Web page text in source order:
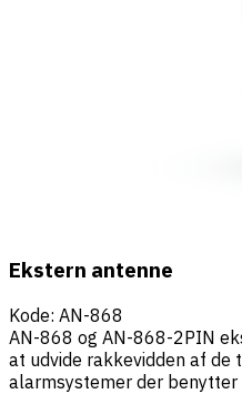
Ekstern antenne
Kode: AN-868
AN-868 og AN-868-2PIN
at udvide rakkevidden af de
alarmsystemer der